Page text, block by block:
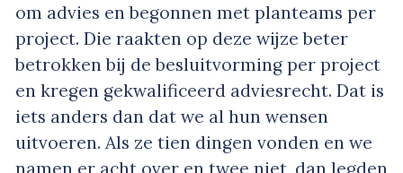
om advies en begonnen met planteams per
project. Die raakten op deze wijze beter
betrokken bij de besluitvorming per project
en kregen gekwalificeerd adviesrecht. Dat is
iets anders dan dat we al hun wensen
uitvoeren. Als ze tien dingen vonden en we
namen er acht over en twee niet, dan legden